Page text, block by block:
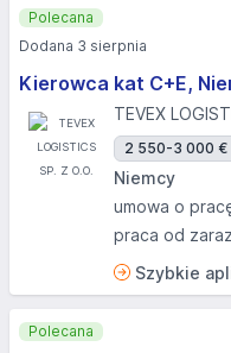
Kierowca kat C+E,
TEVEX
2 550-3 000 €
Niemcy
umowa o
praca od zaraz
Szybkie
Polecana
Dodana 3 sierpnia
Polecana